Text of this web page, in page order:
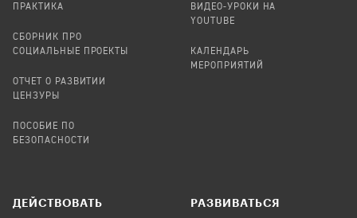
ПРАКТИКА
СБОРНИК ПРО
СОЦИАЛЬНЫЕ ПРОЕКТЫ
ОТЧЕТ О РАЗВИТИИ
ЦЕНЗУРЫ
ПОСОБИЕ ПО
БЕЗОПАСНОСТИ
ВИДЕО-УРОКИ НА
YOUTUBE
КАЛЕНДАРЬ
МЕРОПРИЯТИЙ
ДЕЙСТВОВАТЬ РАЗВИВАТЬСЯ